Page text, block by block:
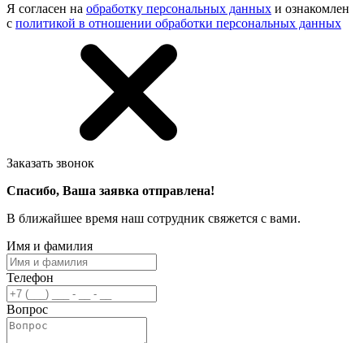
Я согласен на обработку персональных данных и ознакомлен
с политикой в отношении обработки персональных данных
Заказать звонок
Спасибо, Ваша заявка отправлена!
В ближайшее время наш сотрудник свяжется с вами.
Имя и фамилия
Телефон
Вопрос